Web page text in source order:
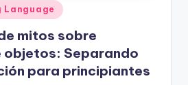
Language
mitos sobre
objetos: Separando
para principiantes